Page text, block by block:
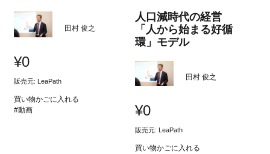
田村 俊之
¥0
販売元: LeaPath
買い物かごに入れる
#動画
人口減時代の経営
「人から始まる好循
環」モデル
田村 俊之
¥0
販売元: LeaPath
買い物かごに入れる